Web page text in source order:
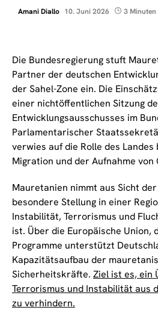
Amani Diallo 10. Juni 2026 3 Minuten
Die Bundesregierung stuft
Partner der deutschen
der Sahel-Zone ein. Die
einer nichtöffentlichen Sitzung
Entwicklungsausschusses im
Parlamentarischer
verwies auf die Rolle des Landes
Migration und der Aufnahme
Mauretanien nimmt aus Sicht
besondere Stellung in einer
Instabilität, Terrorismus und
ist. Über die Europäische Union,
Programme unterstützt
Kapazitätsaufbau der
Sicherheitskräfte. Ziel ist es, ein
Terrorismus und Instabilität aus
zu verhindern.